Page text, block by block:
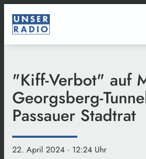
"Kiff-Verbot" auf
Georgsberg-
Passauer Stadtrat
22. April 2024 · 12:24 Uhr